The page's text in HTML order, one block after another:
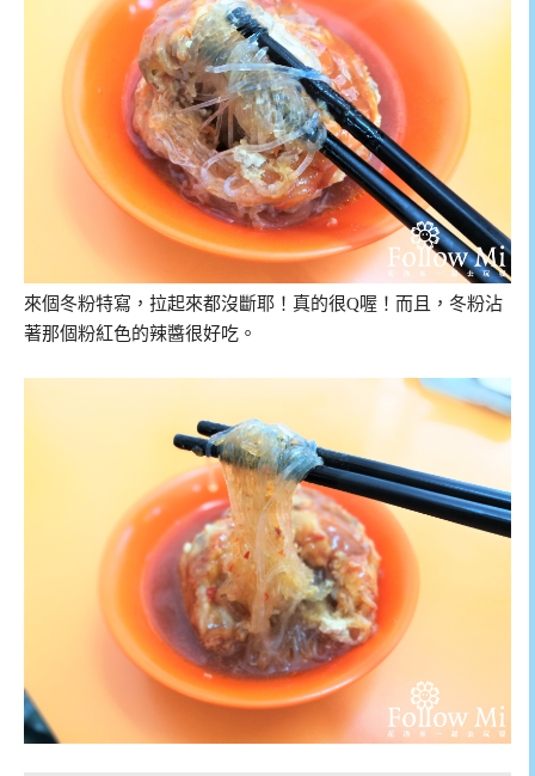
來個冬粉特寫，拉起來都沒斷耶！真的很Q喔！而且，冬粉沾
著那個粉紅色的辣醬很好吃。